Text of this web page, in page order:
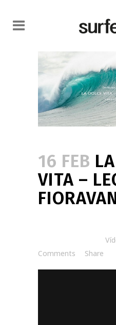
16 FEB
VITA –
Comments
Share